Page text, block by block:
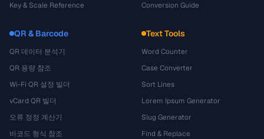
Key & Scale Reference
Conversion Guide
QR & Barcode
QR 데이터 분석기
QR 용량 참조
Wi-Fi QR 설정 빌더
vCard QR 빌더
오류 정정 계산기
바코드 형식 참조
Text Tools
Word Counter
Case Converter
Sort Lines
Lorem Ipsum Generator
Slug Generator
Find & Replace